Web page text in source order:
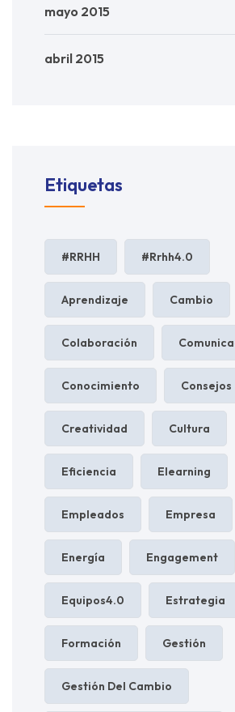
mayo 2015
abril 2015
Etiquetas
#RRHH #rrhh4.0
Aprendizaje Cambio
Colaboración
Conocimiento Consejos
Creatividad Cultura
Eficiencia Elearning
Empleados Empresa
Energía Engagement
Equipos4.0 Estrategia
Formación Gestión
Gestión Del Cambio